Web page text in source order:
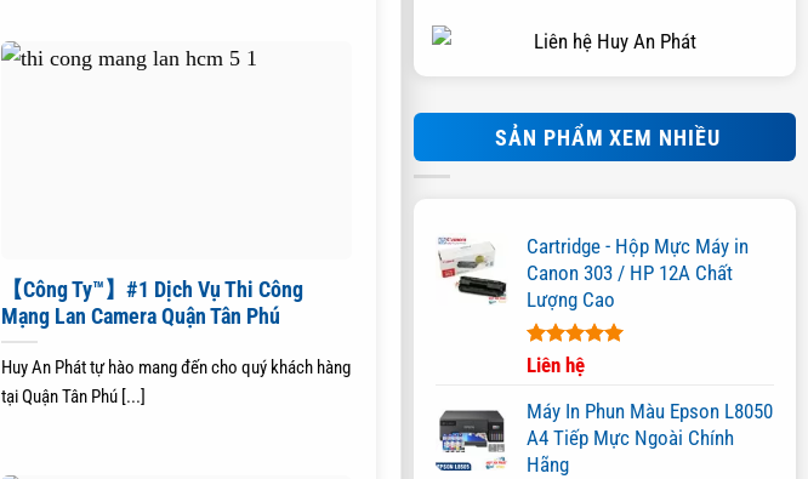
【Công Ty™】#1 Dịch Vụ Thi Công
Mạng Lan Camera Quận Tân Phú
Huy An Phát tự hào mang đến cho quý khách hàng
tại Quận Tân Phú [...]
SẢN PHẨM XEM NHIỀU
Cartridge - Hộp Mực Máy in
Canon 303 / HP 12A Chất
Lượng Cao
Được xếp
5.00
5 sao
Liên hệ
Máy In Phun Màu Epson L8050
A4 Tiếp Mực Ngoài Chính
Hãng